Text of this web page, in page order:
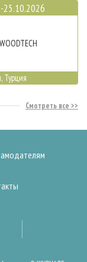
25.10.2026
WOODTECH
Турция
Смотреть все